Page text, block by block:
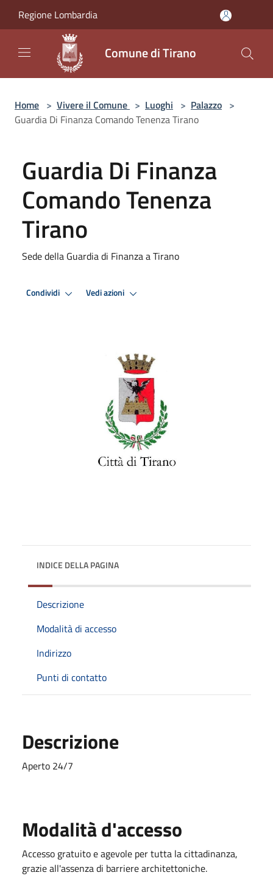
Regione Lombardia
Comune di Tirano
Home > Vivere il Comune > Luoghi > Palazzo >
Guardia Di Finanza Comando Tenenza Tirano
Guardia Di Finanza
Comando Tenenza
Tirano
Sede della Guardia di Finanza a Tirano
Condividi Vedi azioni
INDICE DELLA PAGINA
Descrizione
Modalità di accesso
Indirizzo
Punti di contatto
Descrizione
Aperto 24/7
Modalità d'accesso
Accesso gratuito e agevole per tutta la cittadinanza,
grazie all'assenza di barriere architettoniche.